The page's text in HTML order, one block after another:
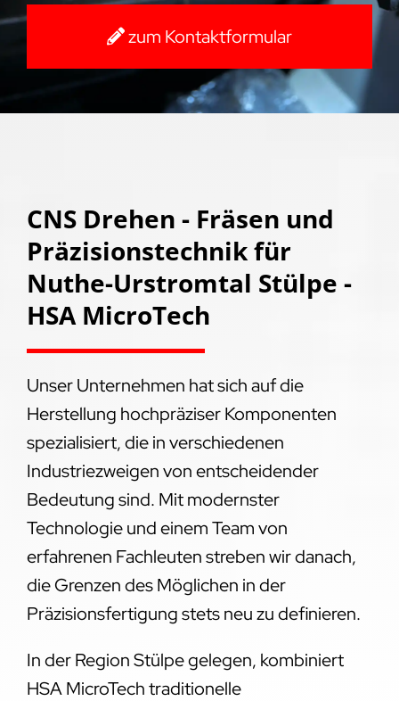
zum Kontaktformular
CNS Drehen - Fräsen und
Präzisionstechnik für
Nuthe-Urstromtal Stülpe -
HSA MicroTech
Unser Unternehmen hat sich auf die
Herstellung hochpräziser Komponenten
spezialisiert, die in verschiedenen
Industriezweigen von entscheidender
Bedeutung sind. Mit modernster
Technologie und einem Team von
erfahrenen Fachleuten streben wir danach,
die Grenzen des Möglichen in der
Präzisionsfertigung stets neu zu definieren.
In der Region Stülpe gelegen, kombiniert
HSA MicroTech traditionelle